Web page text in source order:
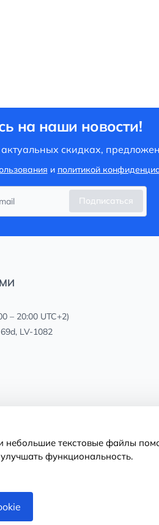
на наши новости!
скидках,
и политикой
Подписаться
– 20:00 UTC+2)
LV-1082
текстовые файлы
функциональность.